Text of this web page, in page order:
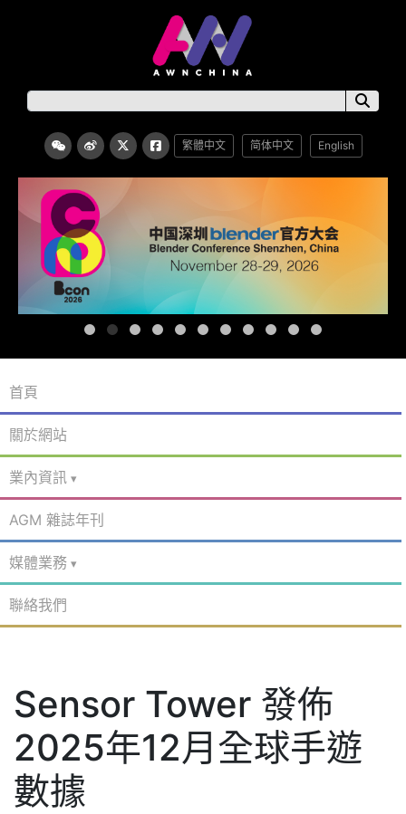
繁體中文 简体中文 English
首頁
關於網站
業內資訊
AGM 雜誌年刊
媒體業務
聯絡我們
Sensor Tower 發佈
2025年12月全球手遊
數據